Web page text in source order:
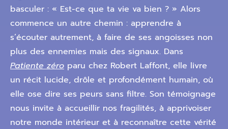
basculer : « Est-ce que ta vie va bien ? » Alors
commence un autre chemin : apprendre à
s’écouter autrement, à faire de ses angoisses non
plus des ennemies mais des signaux. Dans
Patiente zéro paru chez Robert Laffont, elle livre
un récit lucide, drôle et profondément humain, où
elle ose dire ses peurs sans filtre. Son témoignage
nous invite à accueillir nos fragilités, à apprivoiser
notre monde intérieur et à reconnaître cette vérité